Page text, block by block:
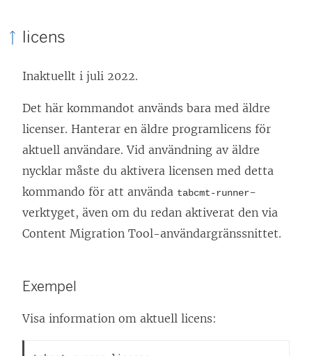
licens
Inaktuellt i juli 2022.
Det här kommandot används bara med äldre
licenser. Hanterar en äldre programlicens för
aktuell användare. Vid användning av äldre
nycklar måste du aktivera licensen med detta
kommando för att använda tabcmt-runner-
verktyget, även om du redan aktiverat den via
Content Migration Tool-användargränssnittet.
Exempel
Visa information om aktuell licens: